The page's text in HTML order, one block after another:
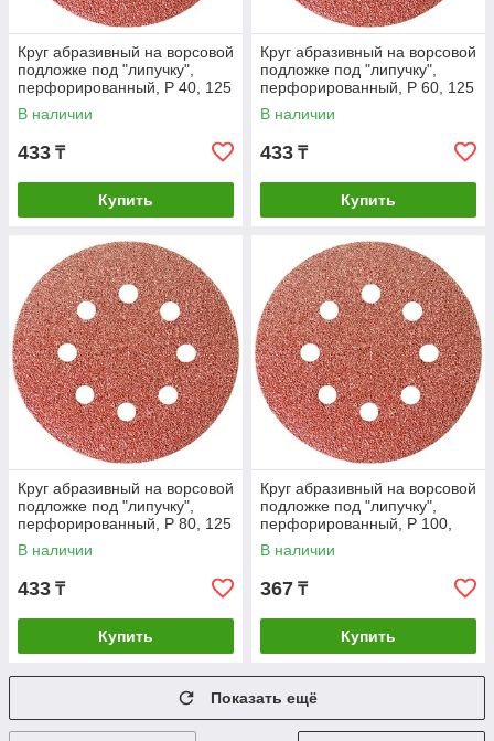
Круг абразивный на ворсовой
подложке под "липучку",
перфорированный, P 40, 125
мм, 5 шт Matrix
В наличии
433 ₸
Купить
Круг абразивный на ворсовой
подложке под "липучку",
перфорированный, P 60, 125
мм, 5 шт Matrix
В наличии
433 ₸
Купить
Круг абразивный на ворсовой
подложке под "липучку",
перфорированный, P 80, 125
мм, 5 шт Matrix
В наличии
433 ₸
Купить
Круг абразивный на ворсовой
подложке под "липучку",
перфорированный, P 100,
125 мм, 5 шт Сибртех
В наличии
367 ₸
Купить
Показать ещё